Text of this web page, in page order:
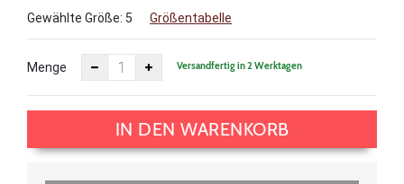
Gewählte Größe: 5 Größentabelle
Menge Versandfertig in 2 Werktagen
IN DEN WARENKORB